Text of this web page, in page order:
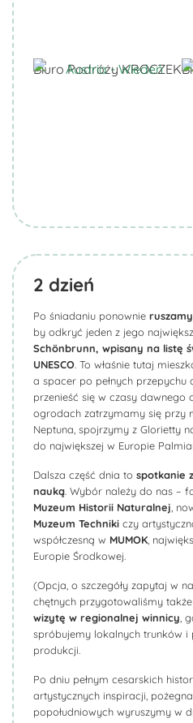
Biuro Podróży KROCZEK
2 dzień
Po śniadaniu ponownie
by odkryć jeden z jego
Schönbrunn, wpisany na listę
UNESCO . To właśnie tutaj
a spacer po pełnych
przenieść się w czasy dawnego
ogrodach zatrzymamy się przy
Neptuna, spojrzymy z Glorietty
do największej w Europie
Dalsza część dnia to spotkanie
nauką . Wybór należy do nas –
Muzeum Historii Naturalnej ,
Muzeum Techniki czy
współczesną w MUMOK ,
Europie Środkowej.
(Opcja, o szczegóły zapytaj w
chętnych przygotowaliśmy
wizytę w regionalnej winnicy ,
spróbujemy lokalnych trunków i
produkcji.
Po dniu pełnym cesarskich
artystycznych inspiracji,
popołudniowych wyruszymy w